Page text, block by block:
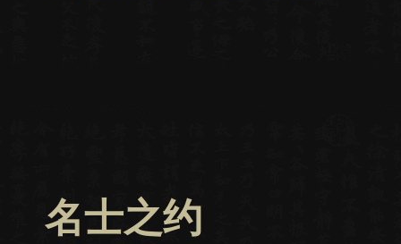
名士之约